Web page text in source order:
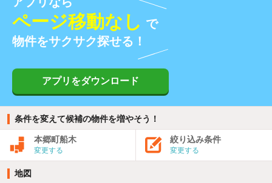
ページ移動なし で
物件をサクサク探せる！
アプリをダウンロード
条件を変えて候補の物件を増やそう！
本郷町船木
変更する
絞り込み条件
変更する
地図